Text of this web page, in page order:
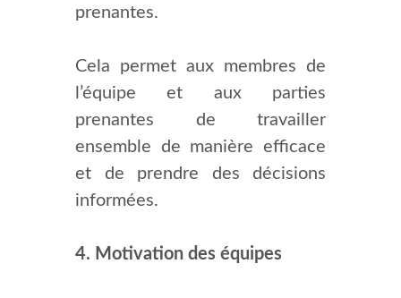
prenantes.
Cela permet aux membres de
l’équipe et aux parties
prenantes de travailler
ensemble de manière efficace
et de prendre des décisions
informées.
4. Motivation des équipes